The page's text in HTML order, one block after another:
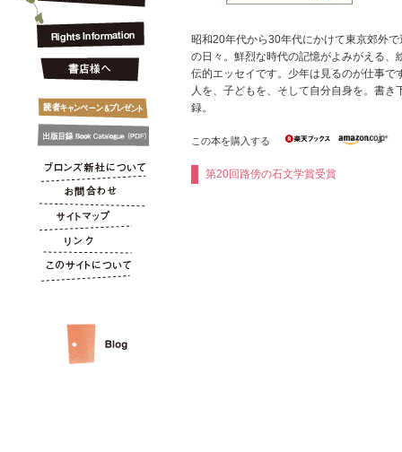
昭和20年代から30年代にかけて東京郊外
の日々。鮮烈な時代の記憶がよみがえる、
伝的エッセイです。少年は見るのが仕事
人を、子どもを、そして自分自身を。書き
録。
この本を購入する
第20回路傍の石文学賞受賞